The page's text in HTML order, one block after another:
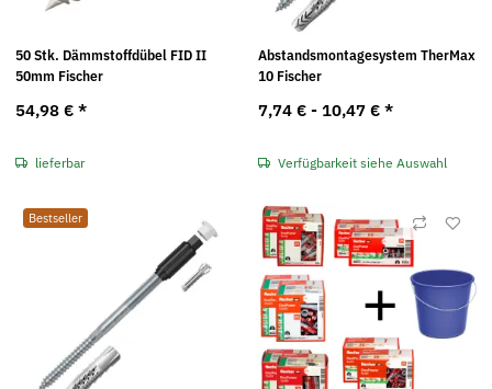
50 Stk. Dämmstoffdübel FID II
50mm Fischer
54,98 € *
lieferbar
Abstandsmontagesystem TherMax
10 Fischer
7,74 € - 10,47 € *
Verfügbarkeit siehe Auswahl
Bestseller